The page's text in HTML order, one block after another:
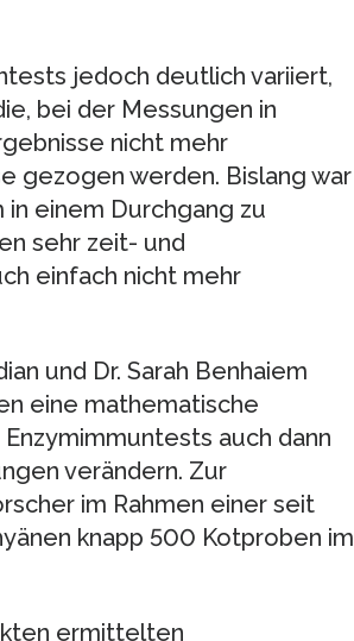
jedoch deutlich variiert,
bei der Messungen in
nicht mehr
gezogen werden. Bislang war
einem Durchgang zu
sehr zeit- und
einfach nicht mehr
und Dr. Sarah Benhaiem
eine mathematische
auch dann
verändern. Zur
im Rahmen einer seit
knapp 500 Kotproben im
ermittelten